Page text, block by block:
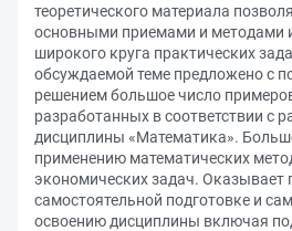
теоретического материала
основными приемами и методами
широкого круга практических
обсуждаемой теме предложено с
решением большое число
разработанных в соответствии с
дисциплины «Математика».
применению математических
экономических задач.
самостоятельной подготовке и
освоению дисциплины включая